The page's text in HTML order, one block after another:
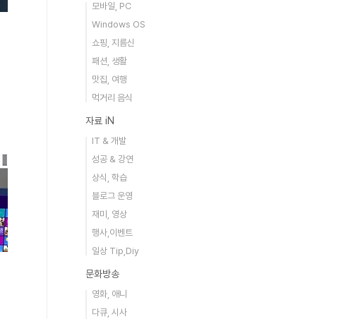
모바일, PC
Windows OS
쇼핑, 지름신
패션, 생활
맛집, 여행
먹거리 음식
자료 iN
IT & 개발
성공 & 강연
상식, 학습
블로그 운영
재미, 영상
행사,이벤트
일상 Tip,Diy
문화방송
영화, 애니
다큐, 시사